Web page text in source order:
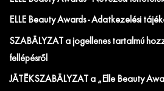
ELLE Beauty Awards - Adatkezelési
SZABÁLYZAT a jogellenes tartalmú
fellépésről
JÁTÉKSZABÁLYZAT a „Elle Beauty